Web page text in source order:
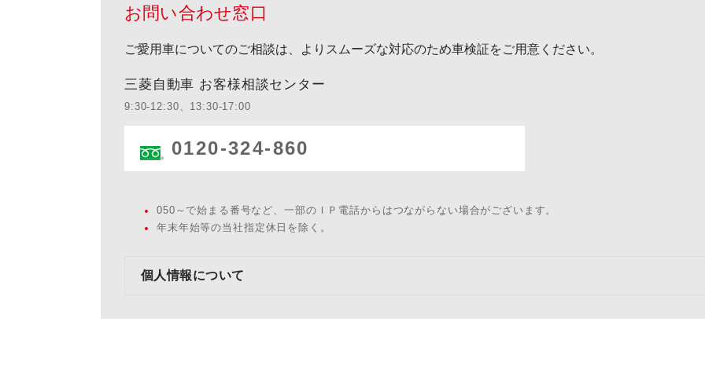
お問い合わせ窓口
ご愛用車についてのご相談は、よりスムーズな対応のため車検証をご用意ください。
三菱自動車 お客様相談センター
9:30-12:30、13:30-17:00
0120-324-860
050～で始まる番号など、一部のＩＰ電話からはつながらない場合がございます。
年末年始等の当社指定休日を除く。
個人情報について